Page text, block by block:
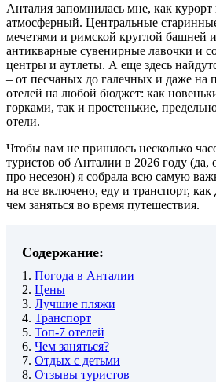
Анталия запомнилась мне, как
атмосферный. Центральные
мечетями и римской круглой башней
антикварные сувенирные лавочки и
центры и аутлеты. А еще здесь
– от песчаных до галечных и даже на
отелей на любой бюджет: как
горками, так и простенькие,
отели.
Чтобы вам не пришлось несколько
туристов об Анталии в 2026 году (да,
про несезон) я собрала всю самую
на все включено, еду и транспорт, как
чем заняться во время путешествия.
Содержание:
1. Погода в Анталии
2. Цены
3. Лучшие пляжи
4. Транспорт
5. Топ-7 отелей
6. Чем заняться?
7. Отдых с детьми
8. Отзывы туристов